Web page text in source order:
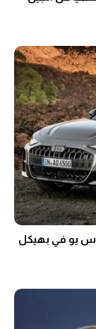
الاس يو في بهيكل